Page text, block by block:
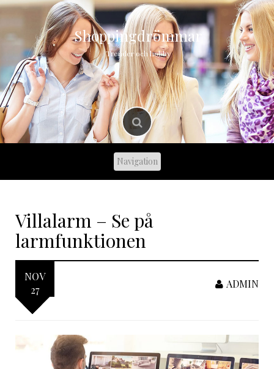
Skip
to
Shoppingdrömmar
Trender och hobby
Villalarm – Se på
larmfunktionen
NOV
27
ADMIN